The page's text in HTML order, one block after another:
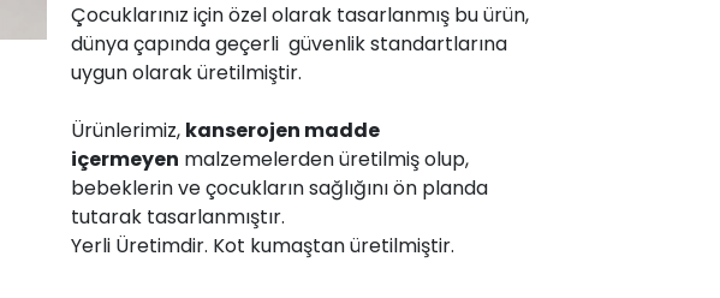
Çocuklarınız için özel olarak tasarlanmış bu ürün,
dünya çapında geçerli güvenlik standartlarına
uygun olarak üretilmiştir.
Ürünlerimiz, kanserojen madde
içermeyen malzemelerden üretilmiş olup,
bebeklerin ve çocukların sağlığını ön planda
tutarak tasarlanmıştır.
Yerli Üretimdir. Kot kumaştan üretilmiştir.